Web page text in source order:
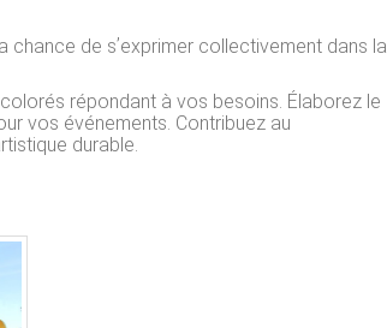
de sʼexprimer collectivement dans la
répondant à vos besoins. Élaborez le
vos événements. Contribuez au
durable.